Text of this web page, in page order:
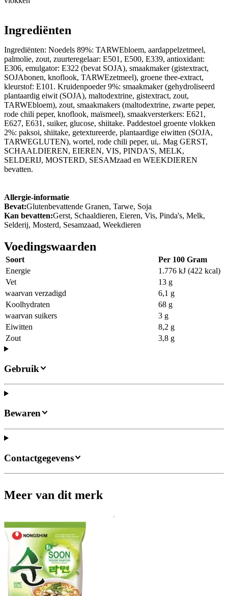
Ingrediënten
Ingrediënten: Noedels 89%: TARWEbloem, aardappelzetmeel,
palmolie, zout, zuurteregelaar: E501, E500, E339, antioxidant:
E306, emulgator: E322 (bevat SOJA), smaakmaker (gistextract,
SOJAbonen, knoflook, TARWEzetmeel), groene thee-extract,
kleurstof: E101. Kruidenpoeder 9%: smaakmaker (gehydroliseerd
plantaardig eiwit (SOJA), maltodextrine, gistextract, zout,
TARWEbloem), zout, smaakmakers (maltodextrine, zwarte peper,
rode chili peper, knoflook, maïsmeel), smaakversterkers: E621,
E627, E631, suiker, glucose, shiitake. Paddestoel groente vlokken
2%: paksoi, shiitake, getextureerde, plantaardige eiwitten (SOJA,
TARWEGLUTEN), wortel, rode chili peper, ui,. Mag GERST,
SCHAALDIEREN, EIEREN, VIS, PINDA'S, MELK,
SELDERIJ, MOSTERD, SESAMzaad en WEEKDIEREN
bevatten.
Allergie-informatie
Bevat:Glutenbevattende Granen, Tarwe, Soja
Kan bevatten:Gerst, Schaaldieren, Eieren, Vis, Pinda's, Melk,
Selderij, Mosterd, Sesamzaad, Weekdieren
Voedingswaarden
Soort
Per 100 Gram
Energie
1.776 kJ (422 kcal)
Vet
13 g
waarvan verzadigd
6,1 g
Koolhydraten
68 g
waarvan suikers
3 g
Eiwitten
8,2 g
Zout
3,8 g
Gebruik
Bewaren
Contactgegevens
Meer van dit merk